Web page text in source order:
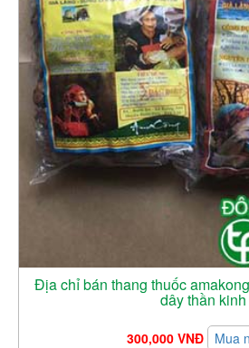
Địa chỉ bán thang thuốc
dây thần kinh
300,000 VNĐ Mua